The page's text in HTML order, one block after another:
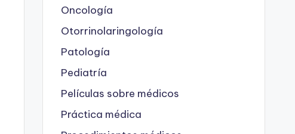
Oncología
Otorrinolaringología
Patología
Pediatría
Películas sobre médicos
Práctica médica